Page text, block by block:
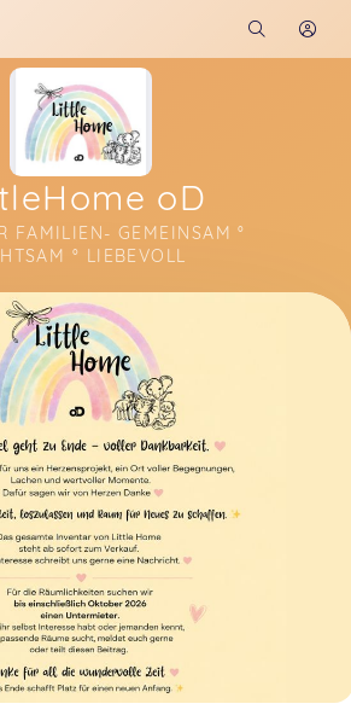
oD
FAMILIEN- GEMEINSAM °
° LIEBEVOLL
about me here...